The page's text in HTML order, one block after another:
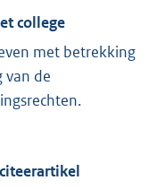
college
met betrekking
de